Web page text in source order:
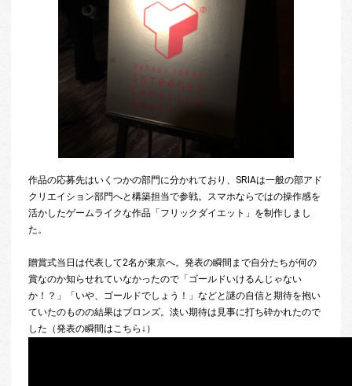
作品の応募先はいくつかの部門に分かれており、SRIAは一般の部アド
クリエイション部門へと構築担当で参戦。スマホならではの操作感を
活かしたゲームライクな作品「フリックダイエット」を制作しまし
た。
贈賞式当日は代表して2名が東京へ。発表の瞬間まで自分たちが何の
賞なのか知らせれていなかったので「ゴールドいけるんじゃない
か！？」「いや、ゴールドでしょう！」などと謎の自信と期待を抱い
ていたのものの結果はブロンズ。淡い期待は見事に打ち砕かれたので
した（発表の瞬間はこちら↓）